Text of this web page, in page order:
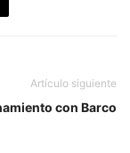
Artículo siguiente
con Barco